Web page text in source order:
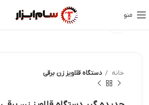
منو
بزرگنمایی تصویر
خانه دستگاه قلاویز زن برقی